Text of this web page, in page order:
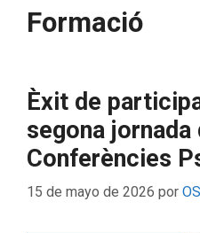
Formació
Èxit de
segona
Conferències
15 de mayo de 2026 por